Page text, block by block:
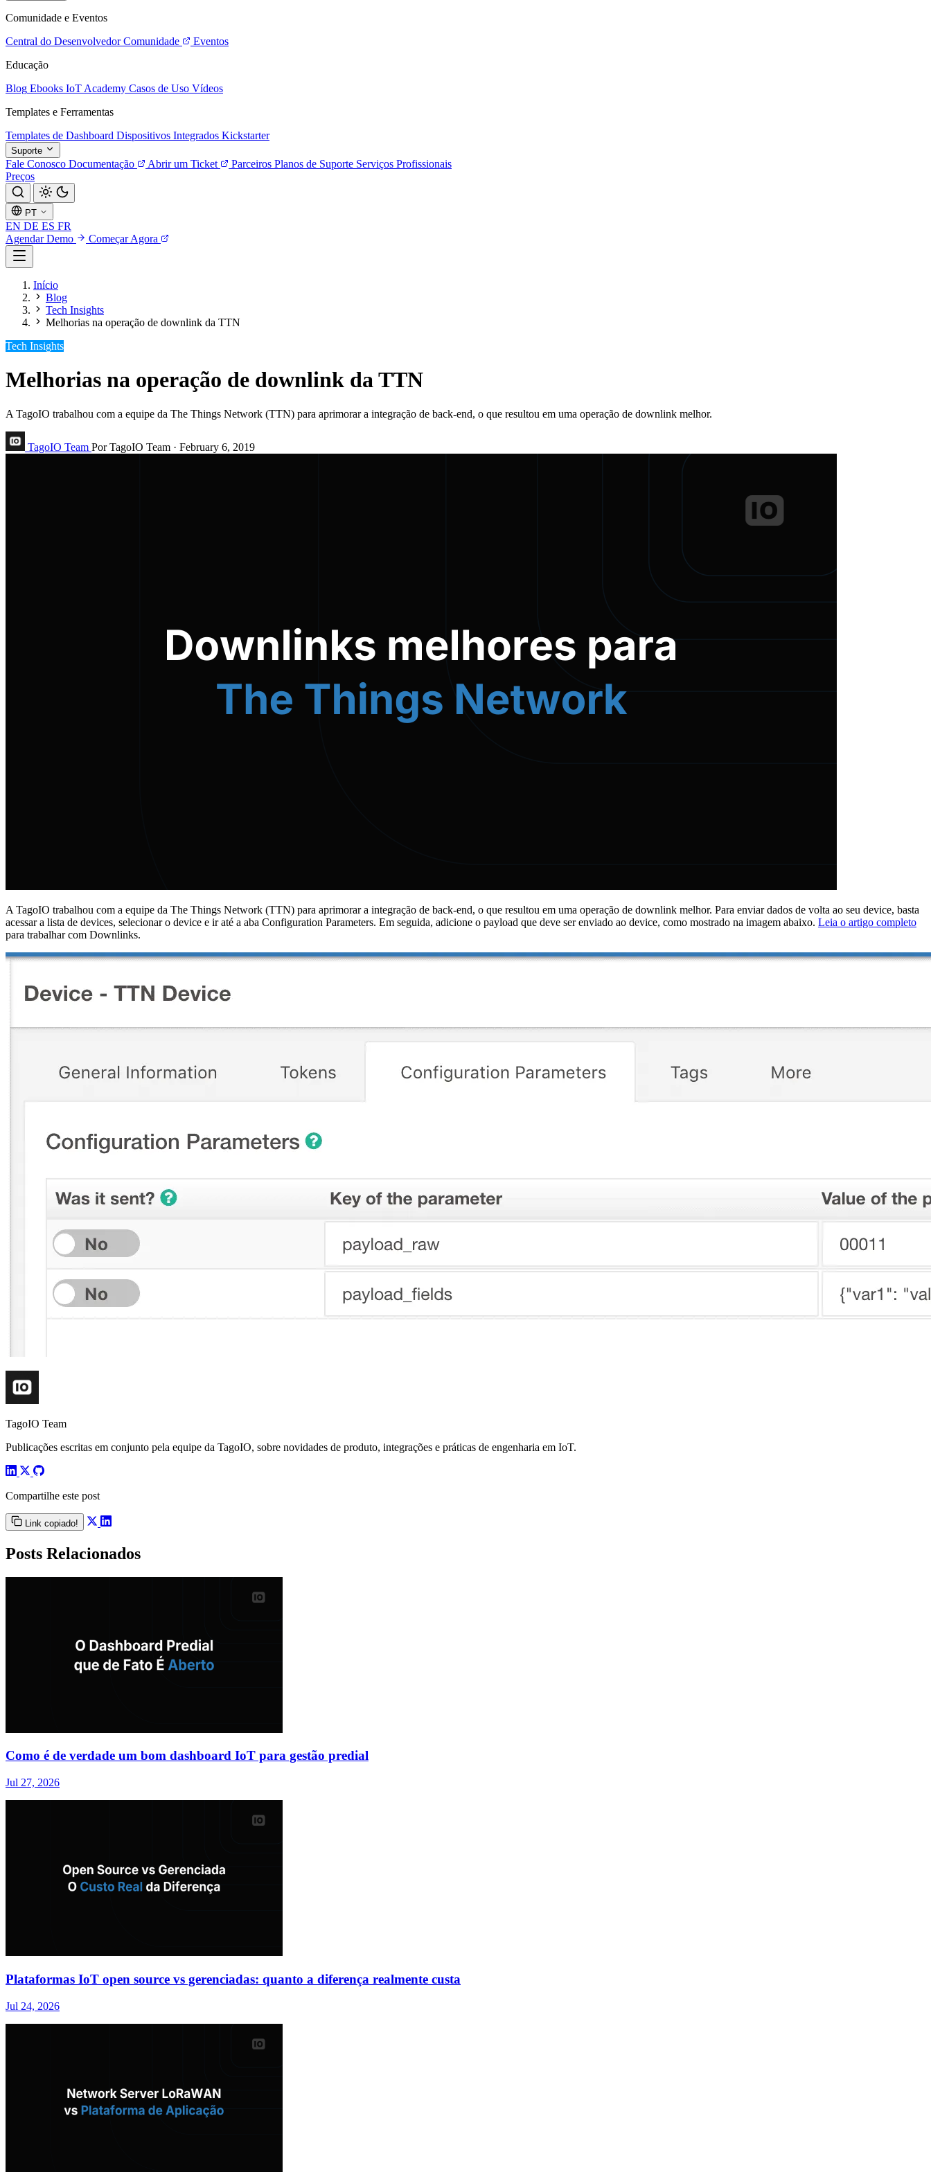
Comunidade e Eventos
Central do Desenvolvedor Comunidade
Eventos
Educação
Blog Ebooks IoT Academy Casos de Uso Vídeos
Templates e Ferramentas
Templates de Dashboard Dispositivos Integrados Kickstarter
Suporte
Fale Conosco Documentação Abrir um Ticket Parceiros Planos de Suporte Serviços Profissionais
Preços
PT
EN DE ES FR
Agendar Demo
Começar Agora
Início
Blog
Tech Insights
Melhorias na operação de downlink da TTN
Tech Insights
Melhorias na operação de downlink da TTN
A TagoIO trabalhou com a equipe da The Things Network (TTN) para aprimorar a integração de back-end, o que resultou em uma operação de downlink melhor.
TagoIO Team Por TagoIO Team · February 6, 2019
A TagoIO trabalhou com a equipe da The Things Network (TTN) para aprimorar a integração de back-end, o que resultou em uma operação de downlink melhor. Para enviar dados de volta ao seu device, basta
acessar a lista de devices, selecionar o device e ir até a aba Configuration Parameters. Em seguida, adicione o payload que deve ser enviado ao device, como mostrado na imagem abaixo. Leia o artigo completo
para trabalhar com Downlinks.
TagoIO Team
Publicações escritas em conjunto pela equipe da TagoIO, sobre novidades de produto, integrações e práticas de engenharia em IoT.
Compartilhe este post
Link copiado!
Posts Relacionados
Como é de verdade um bom dashboard IoT para gestão predial
Jul 27, 2026
Plataformas IoT open source vs gerenciadas: quanto a diferença realmente custa
Jul 24, 2026